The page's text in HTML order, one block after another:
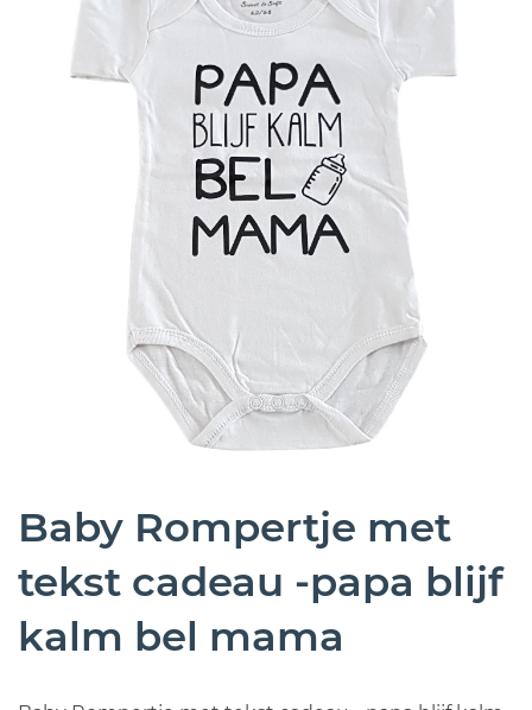
Baby Rompertje met
tekst cadeau -papa blijf
kalm bel mama